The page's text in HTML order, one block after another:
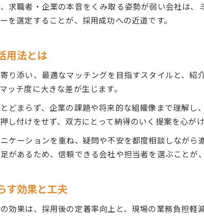
求職者・企業の本音をくみ取る姿勢が弱い会社は
を選定することが、採用成功への近道です。
用法とは
り添い、最適なマッチングを目指すスタイルと、
チ度に大きな差が生じます。
どまらず、企業の課題や将来的な組織像まで理解
し付けをせず、双方にとって納得のいく提案を心が
ケーションを重ね、疑問や不安を都度相談しなが
があるため、信頼できる会社や担当者を選ぶことが
す効果と工夫
効果は、採用後の定着率向上と、現場の業務負担軽